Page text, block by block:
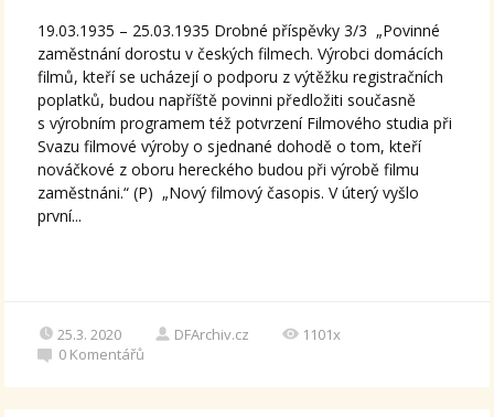
19.03.1935 – 25.03.1935 Drobné příspěvky 3/3 „Povinné
zaměstnání dorostu v českých filmech. Výrobci domácích
filmů, kteří se ucházejí o podporu z výtěžku registračních
poplatků, budou napříště povinni předložiti současně
s výrobním programem též potvrzení Filmového studia při
Svazu filmové výroby o sjednané dohodě o tom, kteří
nováčkové z oboru hereckého budou při výrobě filmu
zaměstnáni.“ (P) „Nový filmový časopis. V úterý vyšlo
první...
25.3. 2020 DFArchiv.cz
1101x
0 Komentářů